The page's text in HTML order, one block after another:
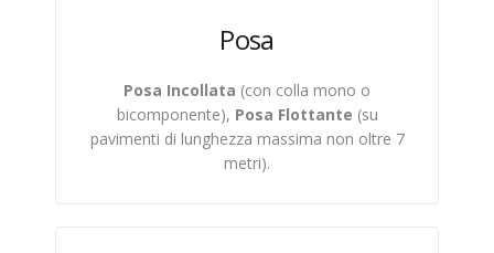
Posa
Posa Incollata (con colla mono o
bicomponente), Posa Flottante (su
pavimenti di lunghezza massima non oltre 7
metri).